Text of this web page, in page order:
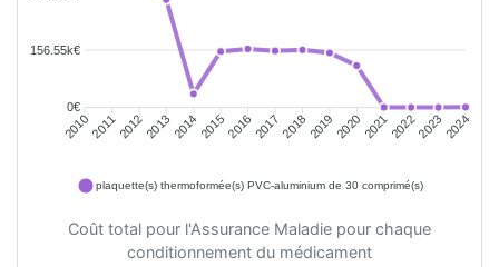
156.55k€
0€
201020112012201320142015201620172018201920202021202220232024
plaquette(s) thermoformée(s) PVC-aluminium de 30 comprimé(s)
Coût total pour l'Assurance Maladie pour chaque
conditionnement du médicament